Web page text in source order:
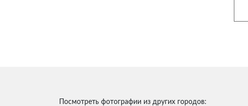
Посмотреть фотографии из других городов: